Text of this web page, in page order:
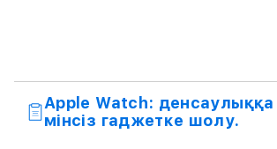
Apple Watch:
мінсіз гаджетке шолу.